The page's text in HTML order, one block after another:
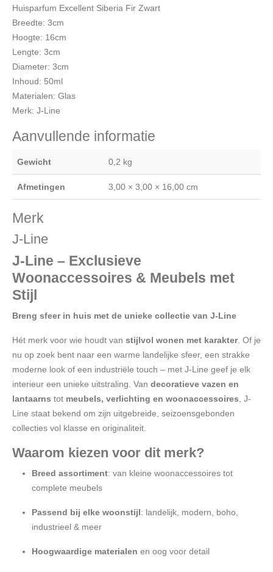
Huisparfum Excellent Siberia Fir Zwart
Breedte: 3cm
Hoogte: 16cm
Lengte: 3cm
Diameter: 3cm
Inhoud: 50ml
Materialen: Glas
Merk: J-Line
Aanvullende informatie
Gewicht 0,2 kg
Afmetingen 3,00 × 3,00 × 16,00 cm
Merk
J-Line
J-Line – Exclusieve
Woonaccessoires & Meubels met
Stijl
Breng sfeer in huis met de unieke collectie van J-Line
Hét merk voor wie houdt van stijlvol wonen met karakter. Of je
nu op zoek bent naar een warme landelijke sfeer, een strakke
moderne look of een industriële touch – met J-Line geef je elk
interieur een unieke uitstraling. Van decoratieve vazen en
lantaarns tot meubels, verlichting en woonaccessoires , J-
Line staat bekend om zijn uitgebreide, seizoensgebonden
collecties vol klasse en originaliteit.
Waarom kiezen voor dit merk?
Breed assortiment: van kleine woonaccessoires tot
complete meubels
Passend bij elke woonstijl: landelijk, modern, boho,
industrieel & meer
Hoogwaardige materialen en oog voor detail